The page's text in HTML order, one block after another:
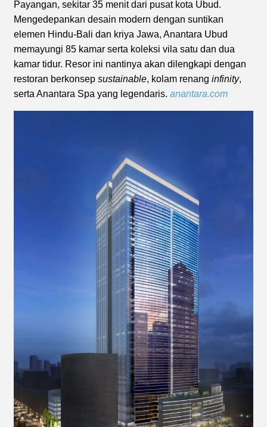
Payangan, sekitar 35 menit dari pusat kota Ubud.
Mengedepankan desain modern dengan suntikan
elemen Hindu-Bali dan kriya Jawa, Anantara Ubud
memayungi 85 kamar serta koleksi vila satu dan dua
kamar tidur. Resor ini nantinya akan dilengkapi dengan
restoran berkonsep sustainable, kolam renang infinity,
serta Anantara Spa yang legendaris. anantara.com